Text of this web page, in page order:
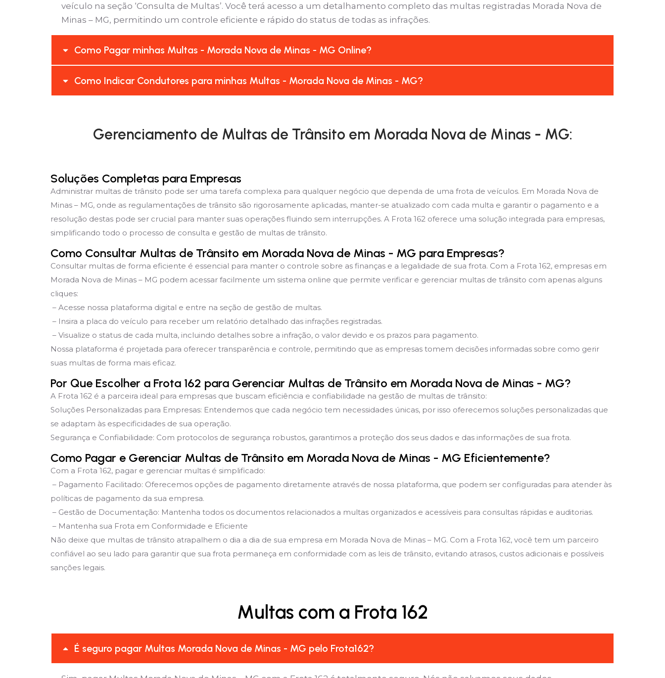
veículo na seção ‘Consulta de Multas’. Você terá acesso a um detalhamento completo das multas registradas Morada Nova de
Minas – MG, permitindo um controle eficiente e rápido do status de todas as infrações.
Como Pagar minhas Multas - Morada Nova de Minas - MG Online?
Como Indicar Condutores para minhas Multas - Morada Nova de Minas - MG?
Gerenciamento de Multas de Trânsito em Morada Nova de Minas - MG:
Soluções Completas para Empresas
Administrar multas de trânsito pode ser uma tarefa complexa para qualquer negócio que dependa de uma frota de veículos. Em Morada Nova de
Minas – MG, onde as regulamentações de trânsito são rigorosamente aplicadas, manter-se atualizado com cada multa e garantir o pagamento e a
resolução destas pode ser crucial para manter suas operações fluindo sem interrupções. A Frota 162 oferece uma solução integrada para empresas,
simplificando todo o processo de consulta e gestão de multas de trânsito.
Como Consultar Multas de Trânsito em Morada Nova de Minas - MG para Empresas?
Consultar multas de forma eficiente é essencial para manter o controle sobre as finanças e a legalidade de sua frota. Com a Frota 162, empresas em
Morada Nova de Minas – MG podem acessar facilmente um sistema online que permite verificar e gerenciar multas de trânsito com apenas alguns
cliques:
– Acesse nossa plataforma digital e entre na seção de gestão de multas.
– Insira a placa do veículo para receber um relatório detalhado das infrações registradas.
– Visualize o status de cada multa, incluindo detalhes sobre a infração, o valor devido e os prazos para pagamento.
Nossa plataforma é projetada para oferecer transparência e controle, permitindo que as empresas tomem decisões informadas sobre como gerir
suas multas de forma mais eficaz.
Por Que Escolher a Frota 162 para Gerenciar Multas de Trânsito em Morada Nova de Minas - MG?
A Frota 162 é a parceira ideal para empresas que buscam eficiência e confiabilidade na gestão de multas de trânsito:
Soluções Personalizadas para Empresas: Entendemos que cada negócio tem necessidades únicas, por isso oferecemos soluções personalizadas que
se adaptam às especificidades de sua operação.
Segurança e Confiabilidade: Com protocolos de segurança robustos, garantimos a proteção dos seus dados e das informações de sua frota.
Como Pagar e Gerenciar Multas de Trânsito em Morada Nova de Minas - MG Eficientemente?
Com a Frota 162, pagar e gerenciar multas é simplificado:
– Pagamento Facilitado: Oferecemos opções de pagamento diretamente através de nossa plataforma, que podem ser configuradas para atender às
políticas de pagamento da sua empresa.
– Gestão de Documentação: Mantenha todos os documentos relacionados a multas organizados e acessíveis para consultas rápidas e auditorias.
– Mantenha sua Frota em Conformidade e Eficiente
Não deixe que multas de trânsito atrapalhem o dia a dia de sua empresa em Morada Nova de Minas – MG. Com a Frota 162, você tem um parceiro
confiável ao seu lado para garantir que sua frota permaneça em conformidade com as leis de trânsito, evitando atrasos, custos adicionais e possíveis
sanções legais.
Multas com a Frota 162
É seguro pagar Multas Morada Nova de Minas - MG pelo Frota162?